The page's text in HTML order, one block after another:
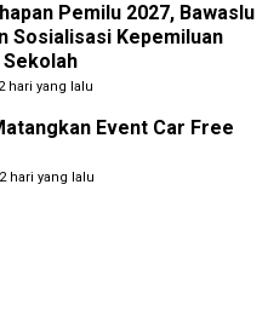
Pemilu 2027, Bawaslu
Sosialisasi Kepemiluan
2 hari yang lalu
Event Car Free
hari yang lalu